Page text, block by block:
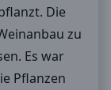
Die
zu
Es war
Pflanzen